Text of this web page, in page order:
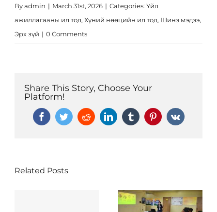
Byadmin | March 31st, 2026 | Categories: Үйл
ажиллагааны ил тод, Хүний нөөцийн ил тод, Шинэ мэдээ,
Эрх зүй | 0 Comments
Share This Story, Choose Your
Platform!
FacebookTwitterRedditLinkedInTumblr Pinterest
Vk
Related Posts